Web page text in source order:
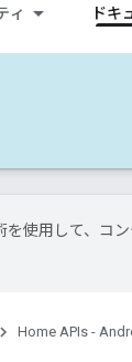
ィ ドキ
を使用して、コ
Home APIs -